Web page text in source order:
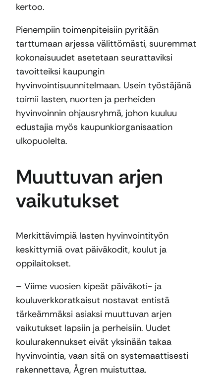
kertoo.
Pienempiin toimenpiteisiin pyritään
tarttumaan arjessa välittömästi, suuremmat
kokonaisuudet asetetaan seurattaviksi
tavoitteiksi kaupungin
hyvinvointisuunnitelmaan. Usein työstäjänä
toimii lasten, nuorten ja perheiden
hyvinvoinnin ohjausryhmä, johon kuuluu
edustajia myös kaupunkiorganisaation
ulkopuolelta.
Muuttuvan arjen
vaikutukset
Merkittävimpiä lasten hyvinvointityön
keskittymiä ovat päiväkodit, koulut ja
oppilaitokset.
– Viime vuosien kipeät päiväkoti- ja
kouluverkkoratkaisut nostavat entistä
tärkeämmäksi asiaksi muuttuvan arjen
vaikutukset lapsiin ja perheisiin. Uudet
koulurakennukset eivät yksinään takaa
hyvinvointia, vaan sitä on systemaattisesti
rakennettava, Ågren muistuttaa.